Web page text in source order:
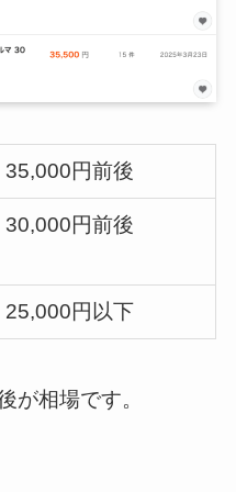
35,000円前後
30,000円前後
25,000円以下
が相場です。